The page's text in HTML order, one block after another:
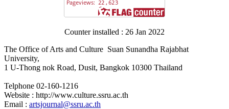
Counter installed : 26 Jan 2022
The Office of Arts and Culture Suan Sunandha Rajabhat
University,
1 U-Thong nok Road, Dusit, Bangkok 10300 Thailand
Telphone 02-160-1216
Website : http://www.culture.ssru.ac.th
Email : artsjournal@ssru.ac.th